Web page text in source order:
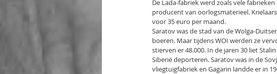
De Lada-fabriek werd zoals vele
producent van oorlogsmaterieel.
voor 35 euro per maand.
Saratov was de stad van de Wolga-
boeren. Maar tijdens WOI werden ze
stierven er 48.000. In de jaren 30 liet
Siberië deporteren. Saratov was in de
vliegtuigfabriek en Gagarin landde er in